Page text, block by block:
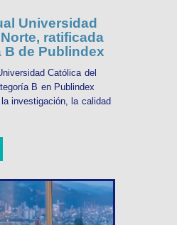
Universidad
ratificada
B de Publindex
Católica del
B en Publindex
investigación, la calidad